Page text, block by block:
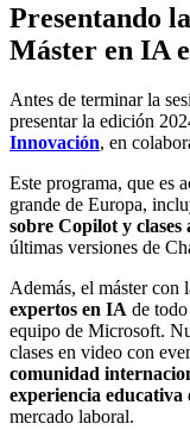
Presentando
Máster en IA
Antes de terminar la
presentar la edición
Innovación, en
Este programa, que es
grande de Europa,
sobre Copilot y clases
últimas versiones de
Además, el máster con
expertos en IA de
equipo de Microsoft.
clases en video con
comunidad
experiencia educativa
mercado laboral.